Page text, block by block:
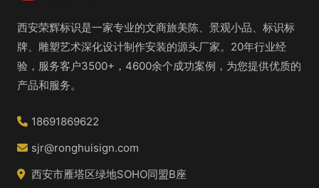
西安荣辉标识是一家专业的文商旅美陈、景观小品、标识标
牌、雕塑艺术深化设计制作安装的源头厂家。20年行业经
验，服务客户3500+，4600余个成功案例，为您提供优质的
产品和服务。
18691869622
sjr@ronghuisign.com
西安市雁塔区绿地SOHO同盟B座